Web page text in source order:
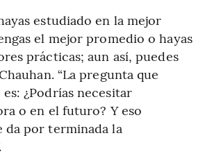
estudiado en la mejor
el mejor promedio o hayas
prácticas; aun así, puedes
“La pregunta que
¿Podrías necesitar
o en el futuro? Y eso
por terminada la